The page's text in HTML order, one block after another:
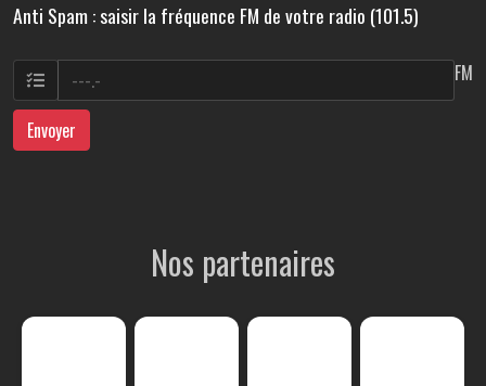
Anti Spam : saisir la fréquence FM de votre radio (101.5)
FM
Envoyer
Nos partenaires